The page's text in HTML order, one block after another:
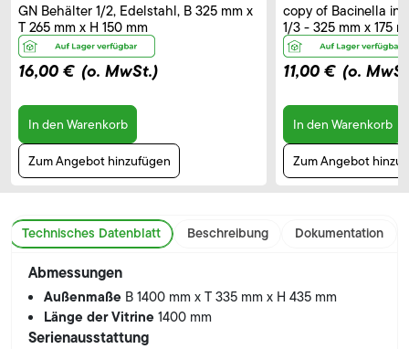
GN Behälter 1/2, Edelstahl, B 325 mm x
T 265 mm x H 150 mm
16,00 € (o. MwSt.)
In den Warenkorb
Zum Angebot hinzufügen
copy of Bacinella in
1/3 - 325 mm x 175
11,00 € (o.
In den Warenkorb
Zum Angebot
Technisches Datenblatt Beschreibung Dokumentation
Abmessungen
Außenmaße B 1400 mm x T 335 mm x H 435 mm
Länge der Vitrine1400 mm
Serienausstattung